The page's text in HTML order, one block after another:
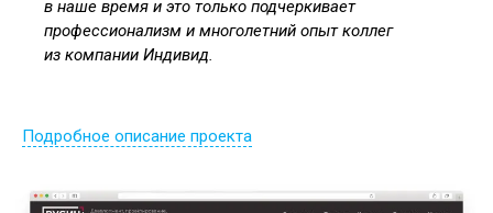
в наше время и это только подчеркивает
профессионализм и многолетний опыт коллег
из компании Индивид.
Подробное описание проекта